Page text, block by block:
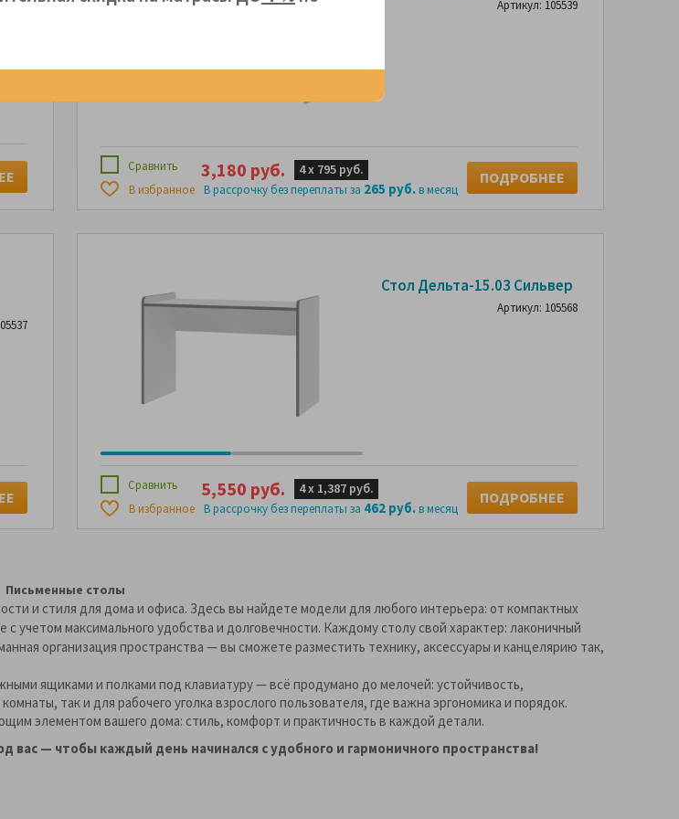
Артикул: 105539
Сравнить
В избранное
3,180 руб. 4 х 795 руб.
В рассрочку без переплаты за 265 руб.в месяц
ПОДРОБНЕЕ
Стол Дельта-15.03 Сильвер
Артикул: 105568
Сравнить
В избранное
5,550 руб. 4 х 1,387 руб.
В рассрочку без переплаты за 462 руб.в месяц
ПОДРОБНЕЕ
Письменные столы
и стиля для дома и офиса. Здесь вы найдете модели для любого интерьера: от компактных
учетом максимального удобства и долговечности. Каждому столу свой характер: лаконичный
организация пространства — вы сможете разместить технику, аксессуары и канцелярию так,
ящиками и полками под клавиатуру — всё продумано до мелочей: устойчивость,
так и для рабочего уголка взрослого пользователя, где важна эргономика и порядок.
элементом вашего дома: стиль, комфорт и практичность в каждой детали.
— чтобы каждый день начинался с удобного и гармоничного пространства!